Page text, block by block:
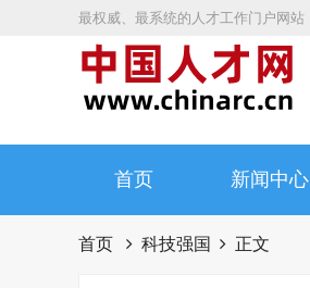
最权威、最系统的人才工作门户网站
首页 新闻中心
首页 科技强国 正文